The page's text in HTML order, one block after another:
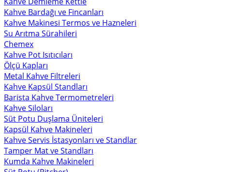
Kahve Bardağı ve Fincanları
Kahve Makinesi Termos ve Hazneleri
Su Arıtma Sürahileri
Chemex
Kahve Pot Isıtıcıları
Ölçü Kapları
Metal Kahve Filtreleri
Kahve Kapsül Standları
Barista Kahve Termometreleri
Kahve Siloları
Süt Potu Duşlama Üniteleri
Kapsül Kahve Makineleri
Kahve Servis İstasyonları ve Standlar
Tamper Mat ve Standları
Kumda Kahve Makineleri